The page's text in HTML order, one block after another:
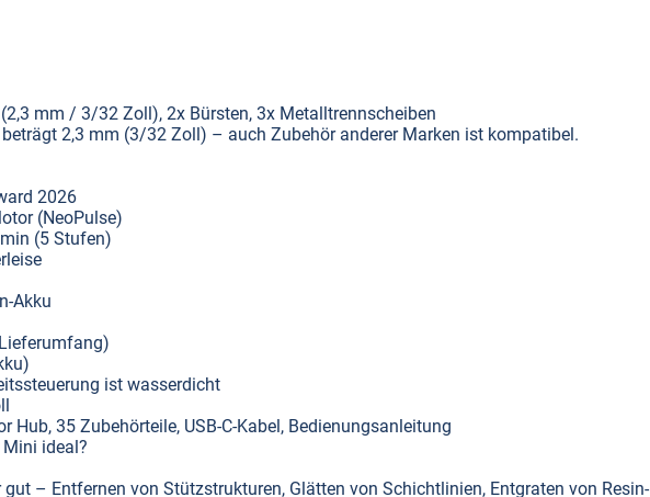
mm / 3/32 Zoll), 2x Bürsten, 3x Metalltrennscheiben
2,3 mm (3/32 Zoll) – auch Zubehör anderer Marken ist kompatibel.
2026
(NeoPulse)
(5 Stufen)
Akku
ist wasserdicht
Hub, 35 Zubehörteile, USB-C-Kabel, Bedienungsanleitung
ideal?
gut – Entfernen von Stützstrukturen, Glätten von Schichtlinien, Entgraten von Resin-